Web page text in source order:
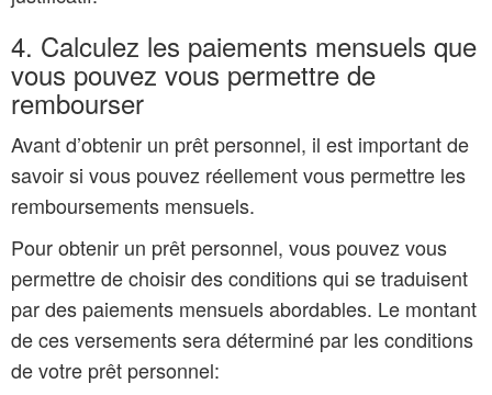
4. Calculez les paiements mensuels que
vous pouvez vous permettre de
rembourser
Avant d’obtenir un prêt personnel, il est important de
savoir si vous pouvez réellement vous permettre les
remboursements mensuels.
Pour obtenir un prêt personnel, vous pouvez vous
permettre de choisir des conditions qui se traduisent
par des paiements mensuels abordables. Le montant
de ces versements sera déterminé par les conditions
de votre prêt personnel: